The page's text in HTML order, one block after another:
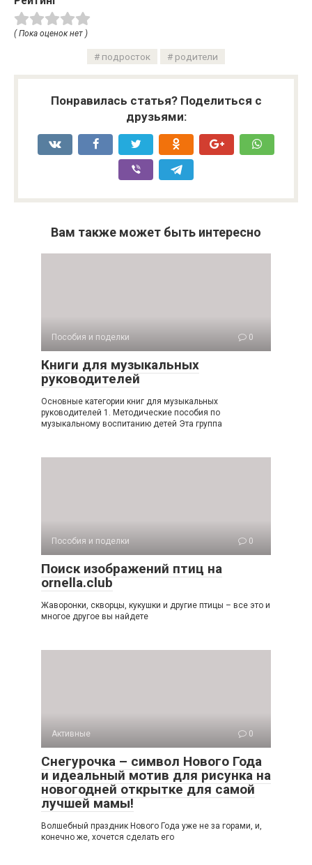
( Пока оценок нет )
подросток родители
Понравилась статья? Поделиться с
друзьями:
Вам также может быть интересно
Пособия и поделки 0
Книги для музыкальных
руководителей
Основные категории книг для музыкальных
руководителей 1. Методические пособия по
музыкальному воспитанию детей Эта группа
Пособия и поделки 0
Поиск изображений птиц на
ornella.club
Жаворонки, скворцы, кукушки и другие птицы – все это и
многое другое вы найдете
Активные 0
Снегурочка – символ Нового Года
и идеальный мотив для рисунка на
новогодней открытке для самой
лучшей мамы!
Волшебный праздник Нового Года уже не за горами, и,
конечно же, хочется сделать его